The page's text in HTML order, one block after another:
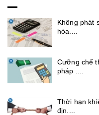
Không phát
hóa....
Cưỡng chế
pháp ....
Thời hạn
địn....